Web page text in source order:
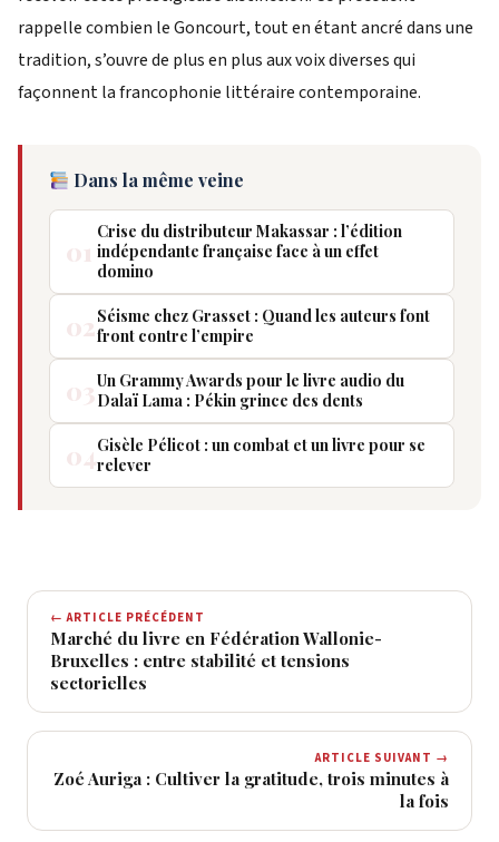
rappelle combien le Goncourt, tout en étant ancré dans une
tradition, s’ouvre de plus en plus aux voix diverses qui
façonnent la francophonie littéraire contemporaine.
Dans la même veine
Crise du distributeur Makassar : l’édition
indépendante française face à un effet
domino
Séisme chez Grasset : Quand les auteurs font
front contre l’empire
Un Grammy Awards pour le livre audio du
Dalaï Lama : Pékin grince des dents
Gisèle Pélicot : un combat et un livre pour se
relever
← ARTICLE PRÉCÉDENT
Marché du livre en Fédération Wallonie-
Bruxelles : entre stabilité et tensions
sectorielles
ARTICLE SUIVANT →
Zoé Auriga : Cultiver la gratitude, trois minutes à
la fois